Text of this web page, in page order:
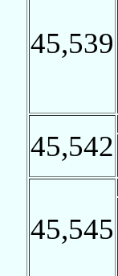
45,539
45,542
45,545